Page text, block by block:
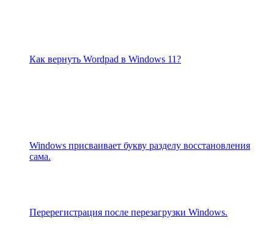
Как вернуть Wordpad в Windows 11?
Windows присваивает букву разделу восстановления
сама.
Перерегистрация после перезагрузки Windows.